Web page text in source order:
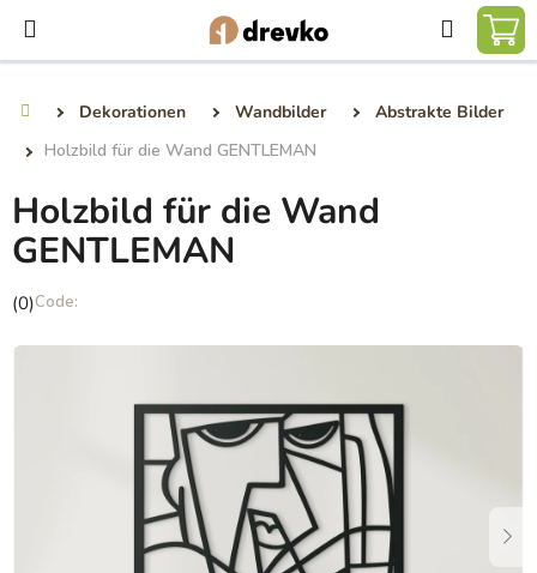
Inhalt
springen
Suchen
Dekorationen Wandbilder
Abstrakte Bilder
Holzbild für die Wand GENTLEMAN
Holzbild für die Wand
GENTLEMAN
Die
Produktbewertung
(0)